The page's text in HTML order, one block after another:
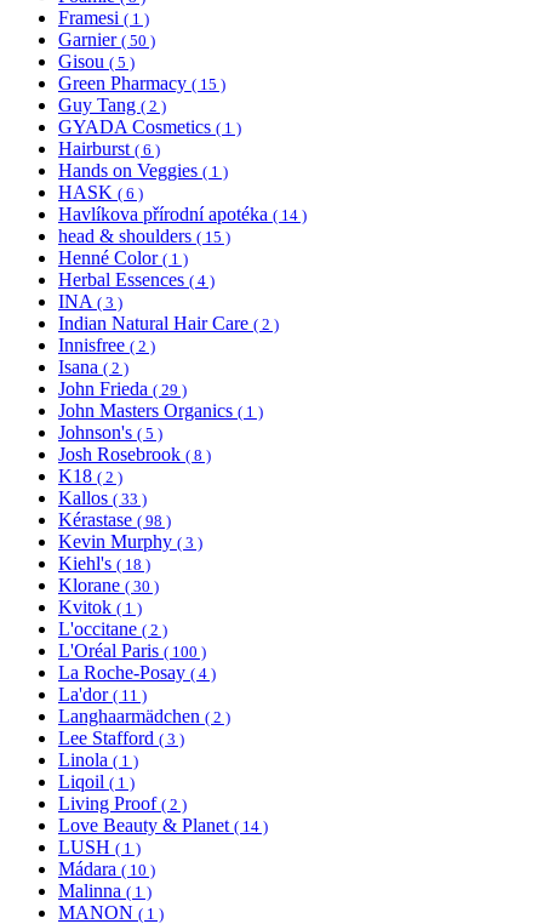
Framesi ( 1 )
Garnier ( 50 )
Gisou ( 5 )
Green Pharmacy ( 15 )
Guy Tang ( 2 )
GYADA Cosmetics ( 1 )
Hairburst ( 6 )
Hands on Veggies ( 1 )
HASK ( 6 )
Havlíkova přírodní apotéka ( 14 )
head & shoulders ( 15 )
Henné Color ( 1 )
Herbal Essences ( 4 )
INA ( 3 )
Indian Natural Hair Care ( 2 )
Innisfree ( 2 )
Isana ( 2 )
John Frieda ( 29 )
John Masters Organics ( 1 )
Johnson's ( 5 )
Josh Rosebrook ( 8 )
K18 ( 2 )
Kallos ( 33 )
Kérastase ( 98 )
Kevin Murphy ( 3 )
Kiehl's ( 18 )
Klorane ( 30 )
Kvitok ( 1 )
L'occitane ( 2 )
L'Oréal Paris ( 100 )
La Roche-Posay ( 4 )
La'dor ( 11 )
Langhaarmädchen ( 2 )
Lee Stafford ( 3 )
Linola ( 1 )
Liqoil ( 1 )
Living Proof ( 2 )
Love Beauty & Planet ( 14 )
LUSH ( 1 )
Mádara ( 10 )
Malinna ( 1 )
MANON ( 1 )